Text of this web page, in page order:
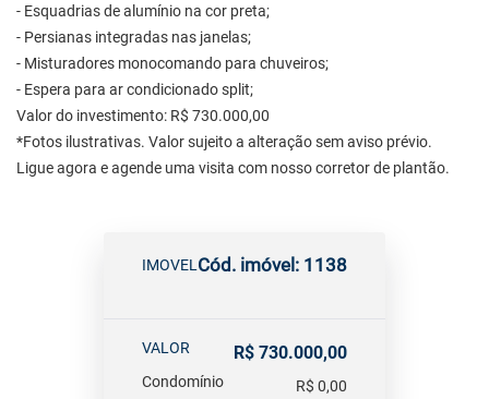
- Esquadrias de alumínio na cor preta;
- Persianas integradas nas janelas;
- Misturadores monocomando para chuveiros;
- Espera para ar condicionado split;
Valor do investimento: R$ 730.000,00
*Fotos ilustrativas. Valor sujeito a alteração sem aviso prévio.
Ligue agora e agende uma visita com nosso corretor de plantão.
IMOVELCód. imóvel: 1138
VALOR R$ 730.000,00
Condomínio
R$ 0,00